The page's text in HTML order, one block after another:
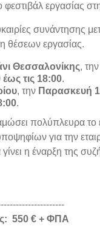
φεστιβάλ εργασίας
συνάντησης
θέσεων εργασίας.
Θεσσαλονίκης, την
έως τις 18:00.
, την Παρασκευή
.
πολύπλευρα το
για την
η έναρξη της
550 € + ΦΠΑ